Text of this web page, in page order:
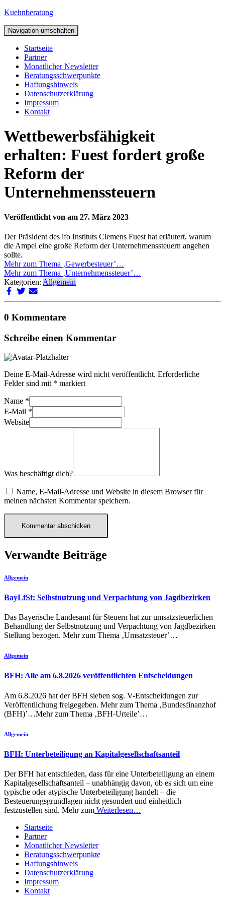
Kuehnberatung
Navigation umschalten
Startseite
Partner
Monatlicher Newsletter
Beratungsschwerpunkte
Haftungshinweis
Datenschutzerklärung
Impressum
Kontakt
Wettbewerbsfähigkeit
erhalten: Fuest fordert große
Reform der
Unternehmenssteuern
Veröffentlicht von am 27. März 2023
Der Präsident des ifo Instituts Clemens Fuest hat erläutert, warum
die Ampel eine große Reform der Unternehmenssteuern angehen
sollte.
Mehr zum Thema ‚Gewerbesteuer’…
Mehr zum Thema ‚Unternehmenssteuer’…
Kategorien: Allgemein
0 Kommentare
Schreibe einen Kommentar
Deine E-Mail-Adresse wird nicht veröffentlicht. Erforderliche
Felder sind mit * markiert
Name *
E-Mail *
Website
Was beschäftigt dich?
Name, E-Mail-Adresse und Website in diesem Browser für
meinen nächsten Kommentar speichern.
Verwandte Beiträge
Allgemein
BayLfSt: Selbstnutzung und Verpachtung von Jagdbezirken
Das Bayerische Landesamt für Steuern hat zur umsatzsteuerlichen
Behandlung der Selbstnutzung und Verpachtung von Jagdbezirken
Stellung bezogen. Mehr zum Thema ‚Umsatzsteuer’…
Allgemein
BFH: Alle am 6.8.2026 veröffentlichten Entscheidungen
Am 6.8.2026 hat der BFH sieben sog. V-Entscheidungen zur
Veröffentlichung freigegeben. Mehr zum Thema ‚Bundesfinanzhof
(BFH)’…Mehr zum Thema ‚BFH-Urteile’…
Allgemein
BFH: Unterbeteiligung an Kapitalgesellschaftsanteil
Der BFH hat entschieden, dass für eine Unterbeteiligung an einem
Kapitalgesellschaftsanteil – unabhängig davon, ob es sich um eine
typische oder atypische Unterbeteiligung handelt – die
Besteuerungsgrundlagen nicht gesondert und einheitlich
festzustellen sind. Mehr zum Weiterlesen…
Startseite
Partner
Monatlicher Newsletter
Beratungsschwerpunkte
Haftungshinweis
Datenschutzerklärung
Impressum
Kontakt